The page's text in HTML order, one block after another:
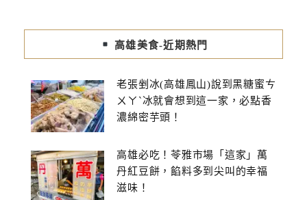
高雄美食-近期熱門
老張剉冰(高雄鳳山)說到黑糖蜜ㄘ
ㄨㄚˋ冰就會想到這一家，必點香
濃綿密芋頭！
高雄必吃！苓雅市場「這家」萬
丹紅豆餅，餡料多到尖叫的幸福
滋味！